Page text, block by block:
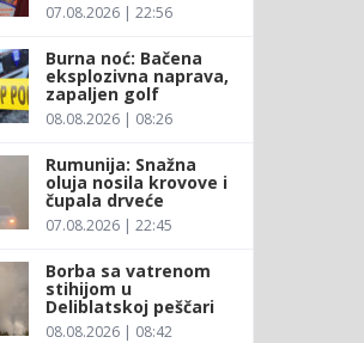
07.08.2026 | 22:56
Burna noć: Bačena
eksplozivna naprava,
zapaljen golf
08.08.2026 | 08:26
Rumunija: Snažna
oluja nosila krovove i
čupala drveće
07.08.2026 | 22:45
Borba sa vatrenom
stihijom u
Deliblatskoj peščari
08.08.2026 | 08:42